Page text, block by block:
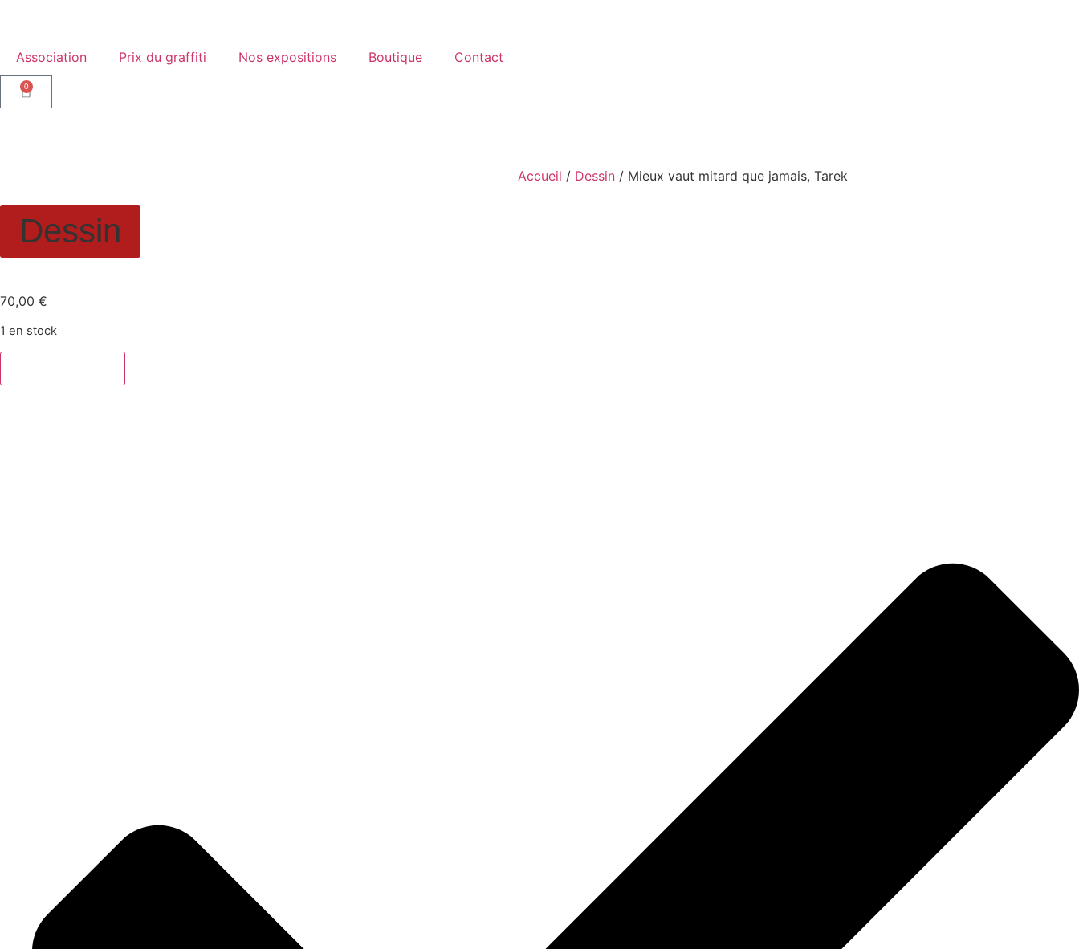
Association Prix du graffiti Nos expositions Boutique Contact
0
Accueil / Dessin / Mieux vaut mitard que jamais, Tarek
Dessin
70,00 €
1 en stock